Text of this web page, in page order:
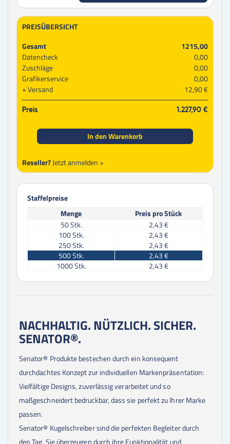
PREISÜBERSICHT
Gesamt
1215,00
Datencheck
0,00
Zuschläge
0,00
Grafikerservice
0,00
Versand
12,90 €
Preis 1.227,90 €
In den Warenkorb
Reseller?Jetzt anmelden >
Staffelpreise
Menge
Preis pro Stück
50Stk.
2,43 €
100Stk.
2,43 €
250Stk.
2,43 €
500Stk.
2,43 €
1000Stk. 2,43 €
NACHHALTIG. NÜTZLICH. SICHER.
SENATOR®.
Senator® Produkte bestechen durch ein konsequent
durchdachtes Konzept zur individuellen Markenpräsentation:
Vielfältige Designs, zuverlässig verarbeitet und so
maßgeschneidert bedruckbar, dass sie perfekt zu Ihrer Marke
passen.
Senator® Kugelschreiber sind die perfekten Begleiter durch